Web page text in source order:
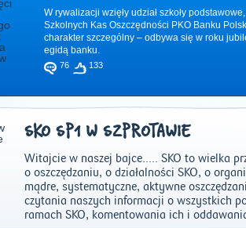
W rywalizacji wzięły udział szkoły
Szkolnych Kas Oszczędności PKO Banku
charakter szczególny – odbywa się w roku
egidą banku.
76 133
SKO SP1 W SZPROTAWIE
Witajcie w naszej bajce..... SKO to wielka
o oszczędzaniu, o działalności SKO, o
mądre, systematyczne, aktywne
czytania naszych informacji o wszystkich
ramach SKO, komentowania ich i
2011| 2012|